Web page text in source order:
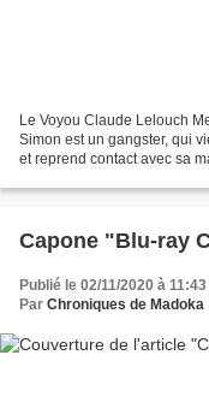
Le Voyou Claude Lelouch
Simon est un gangster, qui
et reprend contact avec sa
Capone "Blu-ray
Publié le 02/11/2020 à 11:43
Par Chroniques de Madoka